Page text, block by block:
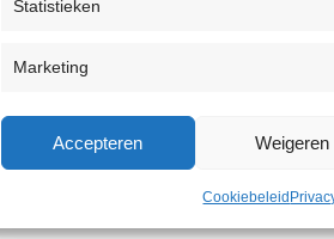
Statistieken
Marketing
Accepteren Weigeren
Cookiebeleid